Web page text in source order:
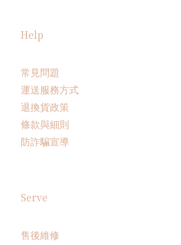
Help
常見問題
運送服務方式
退換貨政策
條款與細則
防詐騙宣導
Serve
售後維修